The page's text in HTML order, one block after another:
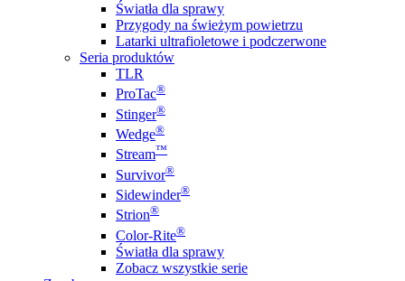
Światła dla sprawy
Przygody na świeżym powietrzu
Latarki ultrafioletowe i podczerwone
Seria produktów
TLR
ProTac®
Stinger®
Wedge®
Stream™
Survivor®
Sidewinder®
Strion®
Color-Rite®
Światła dla sprawy
Zobacz wszystkie serie